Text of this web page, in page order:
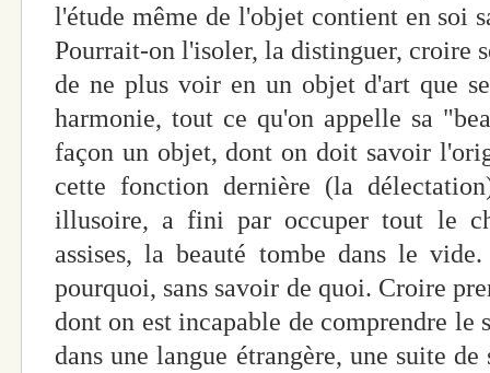
l'étude même de l'objet contient en soi
Pourrait-on l'isoler, la distinguer, croire
de ne plus voir en un objet d'art que
harmonie, tout ce qu'on appelle sa
façon un objet, dont on doit savoir
cette fonction dernière (la
illusoire, a fini par occuper tout le
assises, la beauté tombe dans le
pourquoi, sans savoir de quoi. Croire
dont on est incapable de comprendre le
dans une langue étrangère, une suite